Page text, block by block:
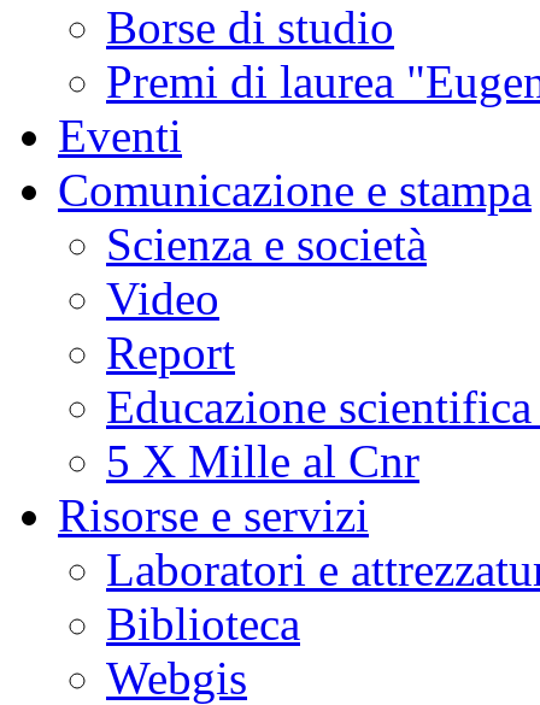
Borse di studio
Premi di laurea
Eventi
Comunicazione e stampa
Scienza e società
Video
Report
Educazione
5 X Mille al Cnr
Risorse e servizi
Laboratori e
Biblioteca
Webgis